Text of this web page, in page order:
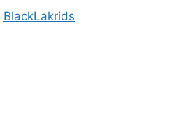
BlackLakrids